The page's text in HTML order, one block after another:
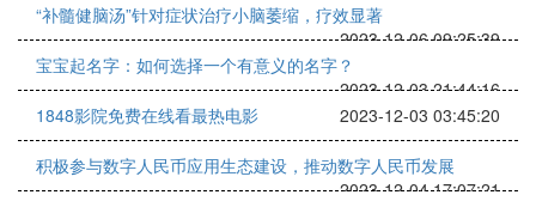
“补髓健脑汤”针对症状治疗小脑萎缩，疗效显著
2023-12-06 09:25:39
宝宝起名字：如何选择一个有意义的名字？
2023-12-03 21:44:16
1848影院免费在线看最热电影
2023-12-03 03:45:20
积极参与数字人民币应用生态建设，推动数字人民币发展
2023-12-04 17:07:21